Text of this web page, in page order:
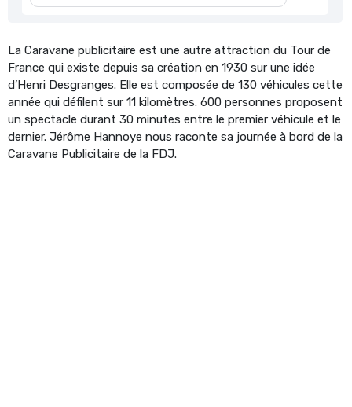
La Caravane publicitaire est une autre attraction du Tour de
France qui existe depuis sa création en 1930 sur une idée
d’Henri Desgranges. Elle est composée de 130 véhicules cette
année qui défilent sur 11 kilomètres. 600 personnes proposent
un spectacle durant 30 minutes entre le premier véhicule et le
dernier. Jérôme Hannoye nous raconte sa journée à bord de la
Caravane Publicitaire de la FDJ.